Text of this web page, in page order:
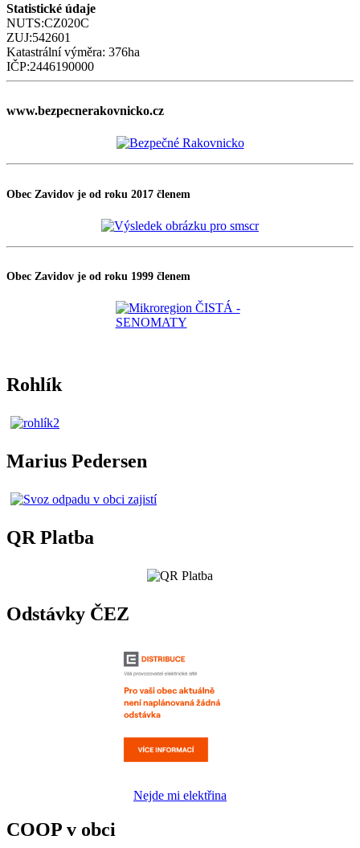
Statistické údaje
NUTS:CZ020C
ZUJ:542601
Katastrální výměra: 376ha
IČP:2446190000
www.bezpecnerakovnicko.cz
Obec Zavidov je od roku 2017 členem
Obec Zavidov je od roku 1999 členem
Rohlík
Marius Pedersen
QR Platba
Odstávky ČEZ
Nejde mi elektřina
COOP v obci